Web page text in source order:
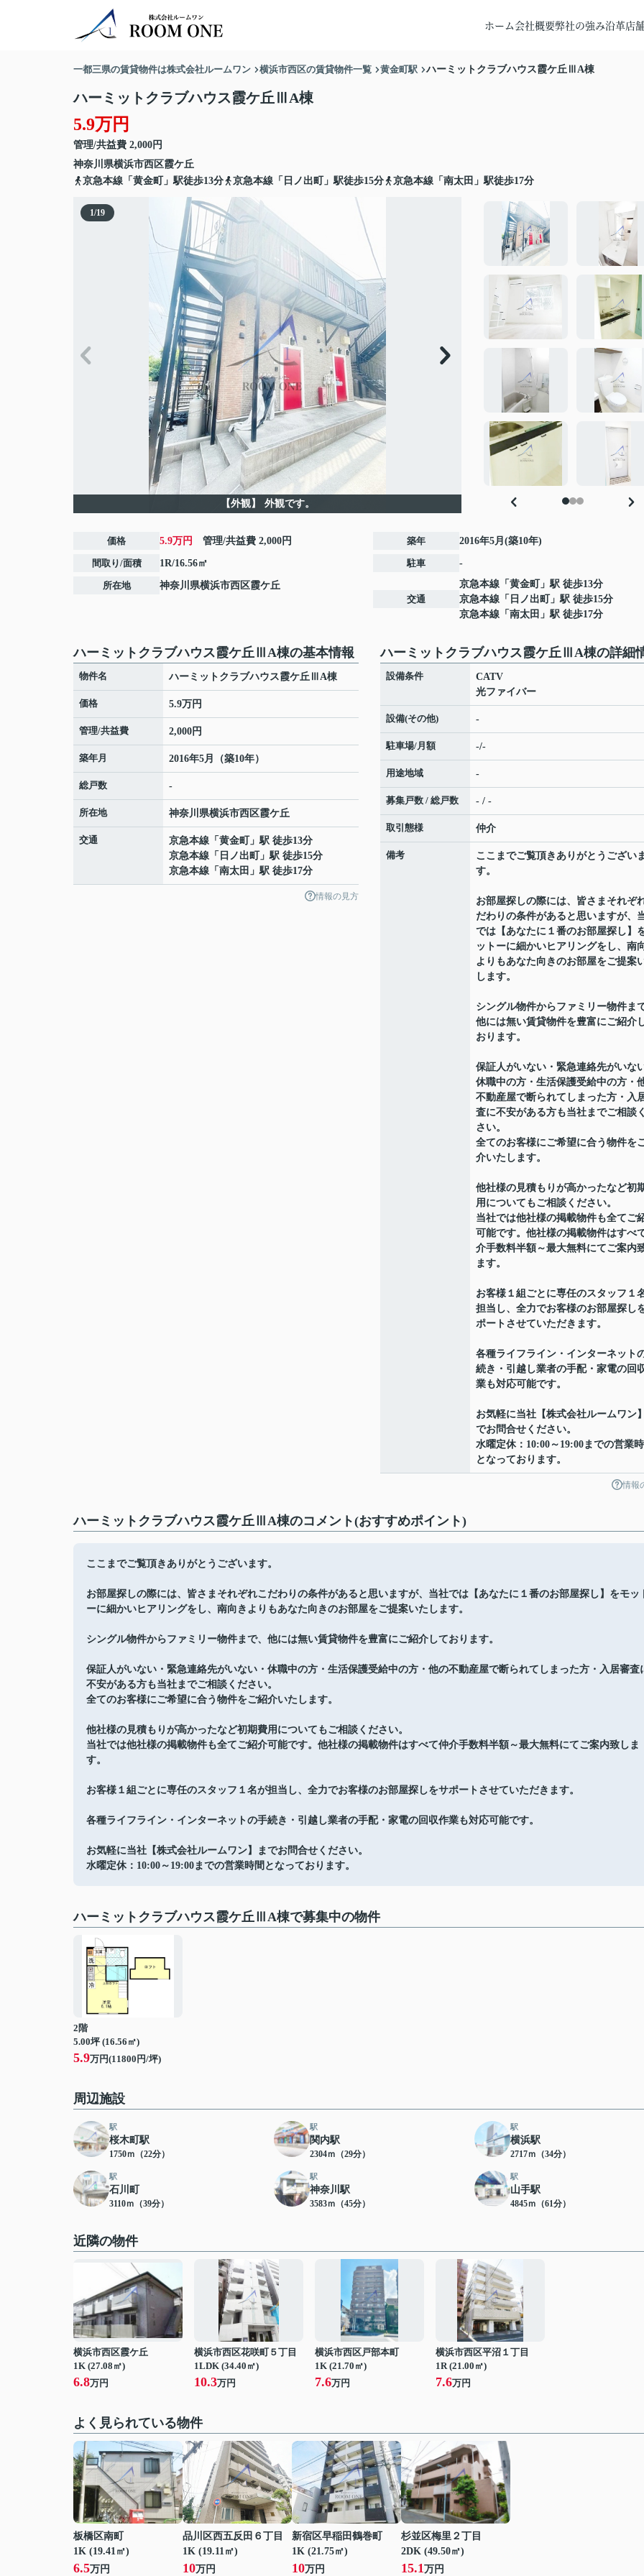
ホーム会社概要弊社の強み沿革店
一都三県の賃貸物件は株式会社ルームワン 横浜市西区の賃貸物件一覧 黄金町駅 ハーミットクラブハウス霞ケ丘ⅢA棟
ハーミットクラブハウス霞ケ丘ⅢA棟
5.9万円
管理/共益費 2,000円
神奈川県横浜市西区霞ケ丘
京急本線「黄金町」駅徒歩13分
京急本線「日ノ出町」駅徒歩15分 京急本線「南太田」駅徒歩17分
1/19
【外観】 外観です。
価格 5.9万円 管理/共益費 2,000円
間取り/面積 1R/16.56㎡
所在地 神奈川県横浜市西区霞ケ丘
築年 2016年5月(築10年)
駐車 -
交通
京急本線 「 黄金町
」駅 徒歩13分
京急本線 「 日ノ出町
」駅 徒歩15分
京急本線 「 南太田 」駅 徒歩17分
ハーミットクラブハウス霞ケ丘ⅢA棟の基本情報
物件名 ハーミットクラブハウス霞ケ丘ⅢA棟
価格 5.9万円
管理/共益費 2,000円
築年月 2016年5月（築10年）
総戸数 -
所在地 神奈川県横浜市西区霞ケ丘
交通 京急本線 「 黄金町
」駅 徒歩13分
京急本線 「 日ノ出町
」駅 徒歩15分
京急本線 「 南太田 」駅 徒歩17分
情報の見方
ハーミットクラブハウス霞ケ丘ⅢA棟の詳細
設備条件
CATV
光ファイバー
設備(その他) -
駐車場/月額 -/-
用途地域 -
募集戸数 / 総戸数 - / -
取引態様 仲介
備考
ここまでご覧頂きありがとうござい
す。
お部屋探しの際には、皆さまそれぞ
だわりの条件があると思いますが、
では【あなたに１番のお部屋探し】
ットーに細かいヒアリングをし、南
よりもあなた向きのお部屋をご提案
します。
シングル物件からファミリー物件ま
他には無い賃貸物件を豊富にご紹介
おります。
保証人がいない・緊急連絡先がいな
休職中の方・生活保護受給中の方・
不動産屋で断られてしまった方・入
査に不安がある方も当社までご相談
さい。
全てのお客様にご希望に合う物件を
介いたします。
他社様の見積もりが高かったなど初
用についてもご相談ください。
当社では他社様の掲載物件も全てご
可能です。他社様の掲載物件はすべ
介手数料半額～最大無料にてご案内
ます。
お客様１組ごとに専任のスタッフ１
担当し、全力でお客様のお部屋探し
ポートさせていただきます。
各種ライフライン・インターネット
続き・引越し業者の手配・家電の回
業も対応可能です。
お気軽に当社【株式会社ルームワン
でお問合せください。
水曜定休：10:00～19:00までの営業
となっております。
情報
ハーミットクラブハウス霞ケ丘ⅢA棟のコメント(おすすめポイント)
ここまでご覧頂きありがとうございます。
お部屋探しの際には、皆さまそれぞれこだわりの条件があると思いますが、当社では【あなたに１番のお部屋探し】をモッ
ーに細かいヒアリングをし、南向きよりもあなた向きのお部屋をご提案いたします。
シングル物件からファミリー物件まで、他には無い賃貸物件を豊富にご紹介しております。
保証人がいない・緊急連絡先がいない・休職中の方・生活保護受給中の方・他の不動産屋で断られてしまった方・入居審査
不安がある方も当社までご相談ください。
全てのお客様にご希望に合う物件をご紹介いたします。
他社様の見積もりが高かったなど初期費用についてもご相談ください。
当社では他社様の掲載物件も全てご紹介可能です。他社様の掲載物件はすべて仲介手数料半額～最大無料にてご案内致しま
す。
お客様１組ごとに専任のスタッフ１名が担当し、全力でお客様のお部屋探しをサポートさせていただきます。
各種ライフライン・インターネットの手続き・引越し業者の手配・家電の回収作業も対応可能です。
お気軽に当社【株式会社ルームワン】までお問合せください。
水曜定休：10:00～19:00までの営業時間となっております。
ハーミットクラブハウス霞ケ丘ⅢA棟で募集中の物件
2階
5.00坪 (16.56㎡)
5.9万円(11800円/坪)
周辺施設
駅
桜木町駅
1750ｍ（22分）
駅
関内駅
2304ｍ（29分）
駅
横浜駅
2717ｍ（34分）
駅
石川町
3110ｍ（39分）
駅
神奈川駅
3583ｍ（45分）
駅
山手駅
4845ｍ（61分）
近隣の物件
横浜市西区霞ケ丘
1K (27.08㎡)
6.8万円
横浜市西区花咲町５丁目
1LDK (34.40㎡)
10.3万円
横浜市西区戸部本町
1K (21.70㎡)
7.6万円
横浜市西区平沼１丁目
1R (21.00㎡)
7.6万円
よく見られている物件
板橋区南町
1K (19.41㎡)
6.5万円
品川区西五反田６丁目
1K (19.11㎡)
10万円
新宿区早稲田鶴巻町
1K (21.75㎡)
10万円
杉並区梅里２丁目
2DK (49.50㎡)
15.1万円